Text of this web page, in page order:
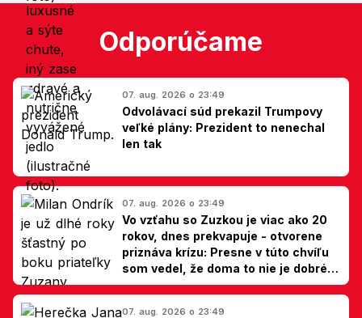
Odporúčame
07. aug. 2026 o 23:49
Odvolávací súd prekazil Trumpovy
veľké plány: Prezident to nenechal
len tak
07. aug. 2026 o 23:49
Vo vzťahu so Zuzkou je viac ako 20
rokov, dnes prekvapuje - otvorene
priznáva krízu: Presne v túto chvíľu
som vedel, že doma to nie je dobré,
hovorí Milan Ondrík
07. aug. 2026 o 23:49